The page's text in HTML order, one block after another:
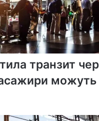
транзит
можуть